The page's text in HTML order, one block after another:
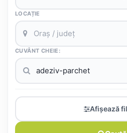
LOCAȚIE
CUVÂNT CHEIE:
Afișează